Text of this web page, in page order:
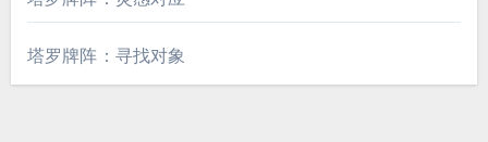
塔罗牌阵：寻找对象